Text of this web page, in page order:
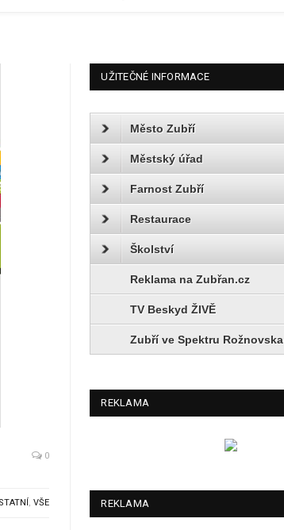
0
,VŠE
UŽITEČNÉ INFORMACE
Město Zubří
Městský úřad
Farnost Zubří
Restaurace
Školství
Reklama na Zubřan.cz
TV Beskyd ŽIVĚ
Zubří ve Spektru Rožnovska
REKLAMA
REKLAMA